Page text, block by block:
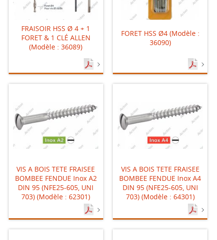
FRAISOIR HSS Ø 4 + 1
FORET & 1 CLÉ ALLEN
(Modèle : 36089)
FORET HSS Ø4 (Modèle :
36090)
VIS A BOIS TETE FRAISEE
BOMBEE FENDUE Inox A2
DIN 95 (NFE25-605, UNI
703) (Modèle : 62301)
VIS A BOIS TETE FRAISEE
BOMBEE FENDUE Inox A4
DIN 95 (NFE25-605, UNI
703) (Modèle : 64301)